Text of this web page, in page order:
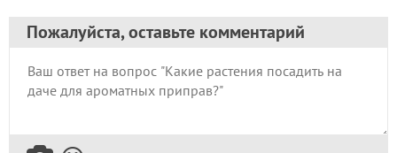
Пожалуйста, оставьте комментарий